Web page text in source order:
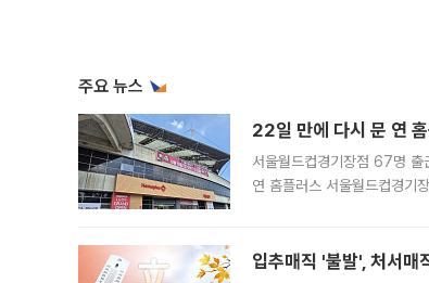
주요 뉴스
22일 만에 다시 문 연
서울월드컵경기장점 67명
연 홈플러스 서울월드컵경기
입추매직 '불발', 처서매